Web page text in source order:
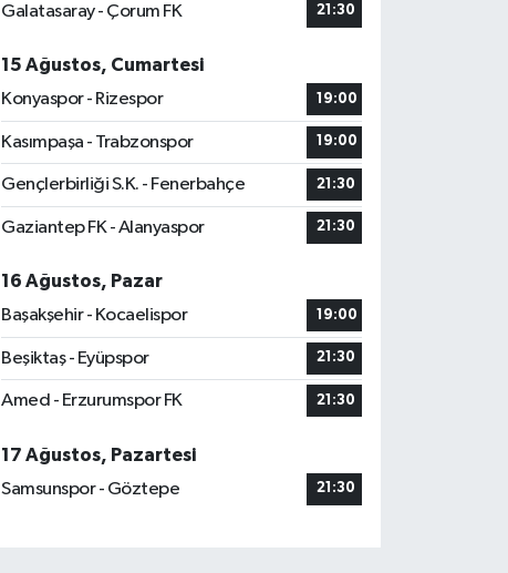
Galatasaray - Çorum FK
21:30
15 Ağustos, Cumartesi
Konyaspor - Rizespor
19:00
Kasımpaşa - Trabzonspor 19:00
Gençlerbirliği S.K. - Fenerbahçe 21:30
Gaziantep FK - Alanyaspor 21:30
16 Ağustos, Pazar
Başakşehir - Kocaelispor
19:00
Beşiktaş - Eyüpspor 21:30
Amed - Erzurumspor FK 21:30
17 Ağustos, Pazartesi
Samsunspor - Göztepe
21:30